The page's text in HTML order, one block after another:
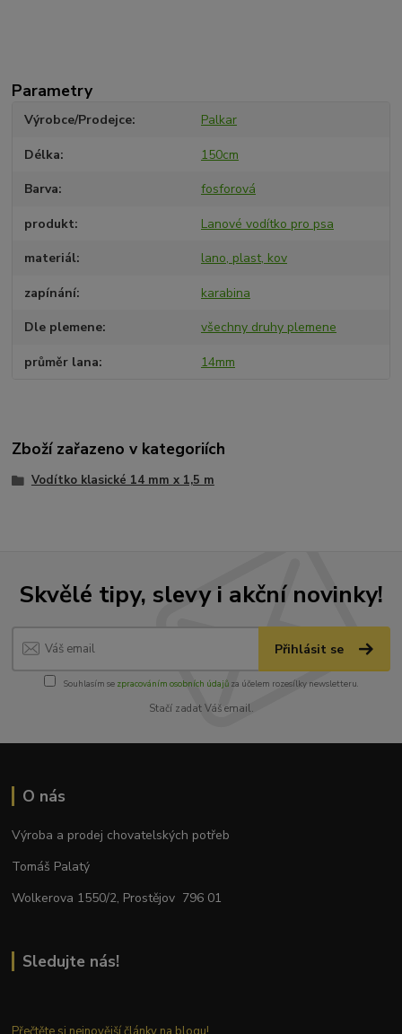
Parametry
Výrobce/Prodejce Palkar
Délka 150cm
Barva fosforová
produkt Lanové vodítko pro psa
materiál lano, plast, kov
zapínání karabina
Dle plemene všechny druhy plemene
průměr lana 14mm
Zboží zařazeno v kategoriích
Vodítko klasické 14 mm x 1,5 m
Skvělé tipy, slevy i akční novinky!
Přihlásit se
Souhlasím se zpracováním osobních údajůza účelem rozesílky newsletteru.
Stačí zadat Váš email.
O nás
Výroba a prodej chovatelských potřeb
Tomáš Palatý
Wolkerova 1550/2, Prostějov 796 01
Sledujte nás!